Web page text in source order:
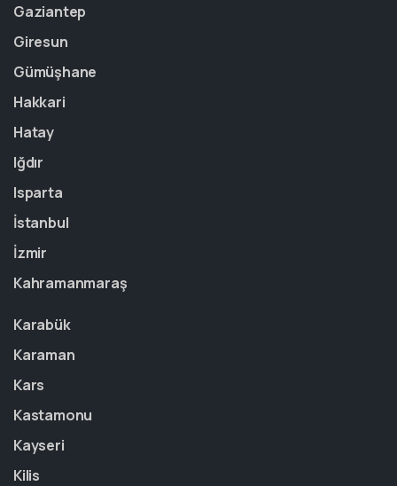
Gaziantep
Giresun
Gümüşhane
Hakkari
Hatay
Iğdır
Isparta
İstanbul
İzmir
Kahramanmaraş
Karabük
Karaman
Kars
Kastamonu
Kayseri
Kilis